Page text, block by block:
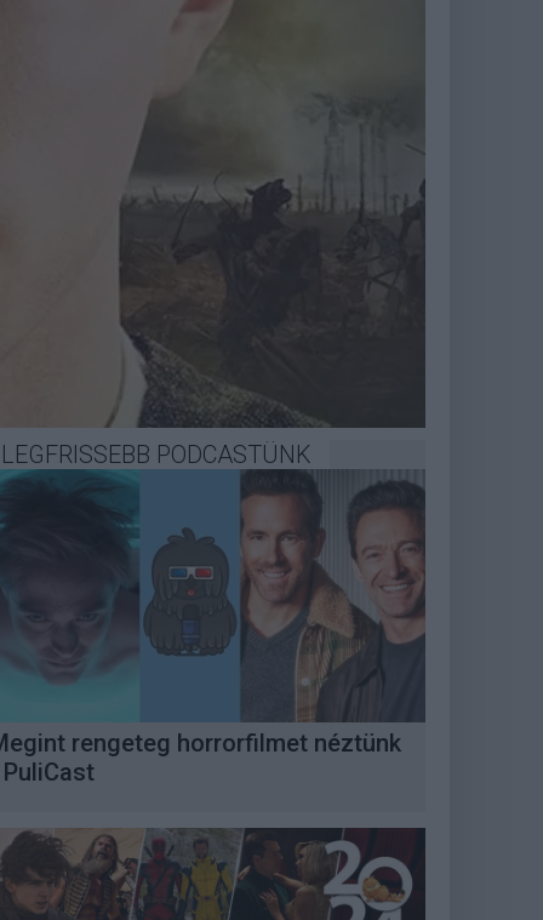
LEGFRISSEBB PODCASTÜNK
rengeteg horrorfilmet néztünk